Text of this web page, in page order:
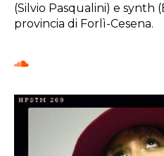
(Silvio Pasqualini) e synth
provincia di Forlì-Cesena.